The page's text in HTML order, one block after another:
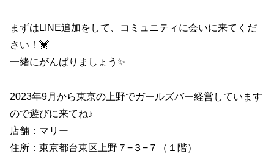
まずはLINE追加をして、コミュニティに会いに来てくだ
さい！💓
一緒にがんばりましょう✨
2023年9月から東京の上野でガールズバー経営しています
ので遊びに来てね♪
店舗：マリー
住所：東京都台東区上野７−３−７（１階）